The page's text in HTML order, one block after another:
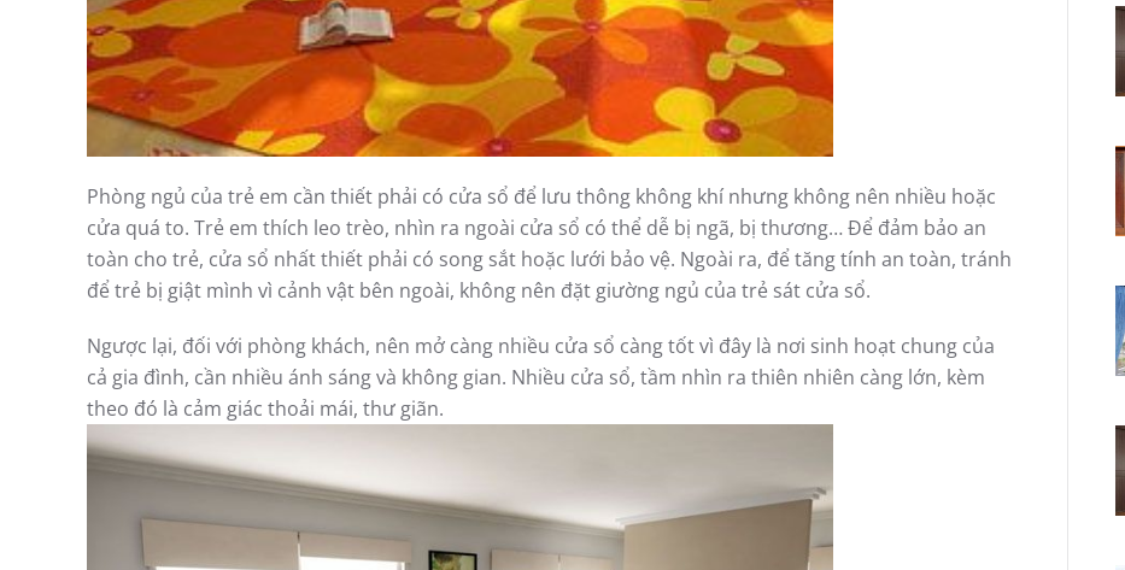
Phòng ngủ của trẻ em cần thiết phải có cửa sổ để lưu thông không khí nhưng không nên nhiều hoặc
cửa quá to. Trẻ em thích leo trèo, nhìn ra ngoài cửa sổ có thể dễ bị ngã, bị thương… Để đảm bảo an
toàn cho trẻ, cửa sổ nhất thiết phải có song sắt hoặc lưới bảo vệ. Ngoài ra, để tăng tính an toàn, tránh
để trẻ bị giật mình vì cảnh vật bên ngoài, không nên đặt giường ngủ của trẻ sát cửa sổ.
Ngược lại, đối với phòng khách, nên mở càng nhiều cửa sổ càng tốt vì đây là nơi sinh hoạt chung của
cả gia đình, cần nhiều ánh sáng và không gian. Nhiều cửa sổ, tầm nhìn ra thiên nhiên càng lớn, kèm
theo đó là cảm giác thoải mái, thư giãn.